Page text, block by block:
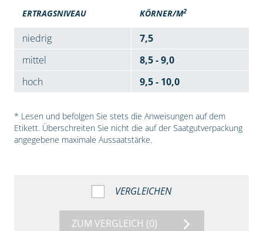
ERTRAGSNIVEAU KÖRNER/M2
niedrig
7,5
mittel
8,5 - 9,0
hoch
9,5 - 10,0
* Lesen und befolgen Sie stets die Anweisungen auf dem
Etikett. Überschreiten Sie nicht die auf der Saatgutverpackung
angegebene maximale Aussaatstärke.
VERGLEICHEN
ZUM VERGLEICH (0)